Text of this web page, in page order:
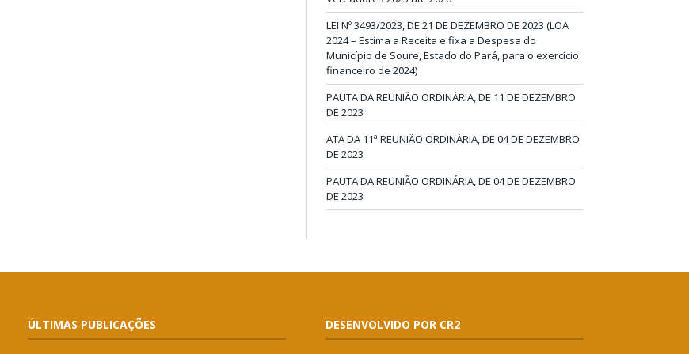
LEI Nº 3493/2023, DE 21 DE DEZEMBRO DE 2023 (LOA
2024 – Estima a Receita e fixa a Despesa do
Município de Soure, Estado do Pará, para o exercício
financeiro de 2024)
PAUTA DA REUNIÃO ORDINÁRIA, DE 11 DE DEZEMBRO
DE 2023
ATA DA 11ª REUNIÃO ORDINÁRIA, DE 04 DE DEZEMBRO
DE 2023
PAUTA DA REUNIÃO ORDINÁRIA, DE 04 DE DEZEMBRO
DE 2023
ÚLTIMAS PUBLICAÇÕES DESENVOLVIDO POR CR2